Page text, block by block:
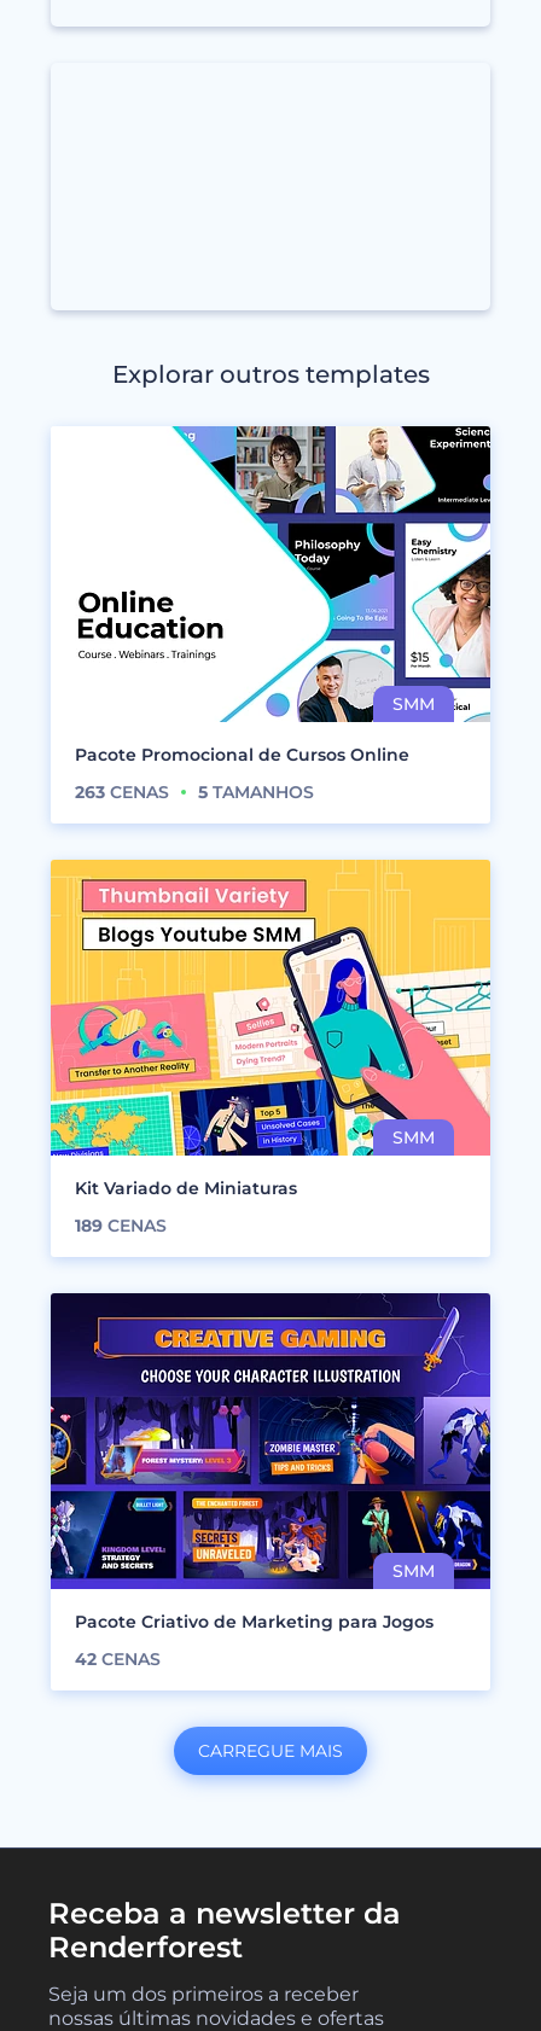
Explorar outros templates
Pacote Promocional de Cursos Online
263 CENAS 5 TAMANHOS
Kit Variado de Miniaturas
189 CENAS
Pacote Criativo de Marketing para Jogos
42 CENAS
CARREGUE MAIS
Receba a newsletter da
Renderforest
Seja um dos primeiros a receber
nossas últimas novidades e ofertas